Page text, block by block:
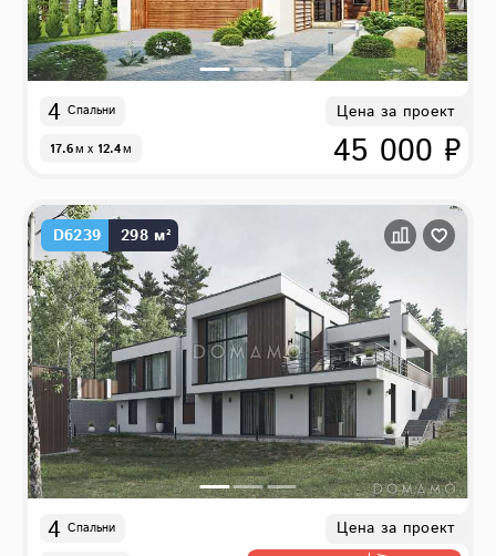
4 Спальни
17.6м x 12.4м
Цена за проект
45 000 ₽
D6239 298 м²
4 Спальни Цена за проект